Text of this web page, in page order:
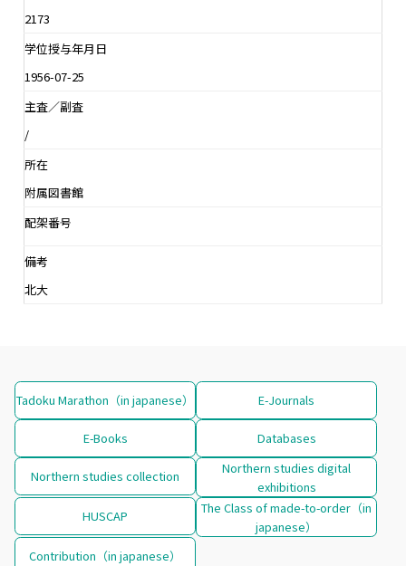
2173
学位授与年月日
1956-07-25
主査／副査
/
所在
附属図書館
配架番号
備考
北大
Tadoku Marathon（in japanese） E-Journals
E-Books Databases
Northern studies collection
Northern studies digital
exhibitions
HUSCAP
The Class of made-to-order（in
japanese）
Contribution（in japanese）